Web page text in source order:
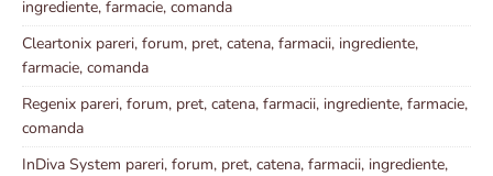
ingrediente, farmacie, comanda
Cleartonix pareri, forum, pret, catena, farmacii, ingrediente,
farmacie, comanda
Regenix pareri, forum, pret, catena, farmacii, ingrediente, farmacie,
comanda
InDiva System pareri, forum, pret, catena, farmacii, ingrediente,